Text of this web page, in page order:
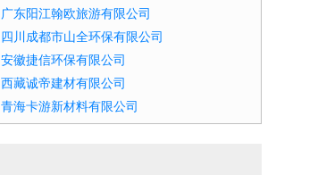
广东阳江翰欧旅游有限公司
四川成都市山全环保有限公司
安徽捷信环保有限公司
西藏诚帝建材有限公司
青海卡游新材料有限公司